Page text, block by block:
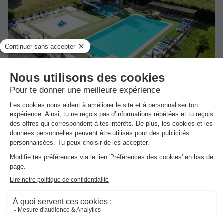
Flower Camping L'Echo du Malpas
Argentat
]0, 1[ (29,1 m de Saint Gerons) | [1, Inf[ (29,1
km de Saint Gerons)-Voir sur la carte
Avis clients
Wifi payant
MOBILHOME 6 personnes - Standard - 2 chambres - TV